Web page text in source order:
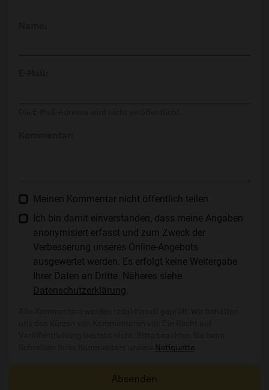
Meinen Kommentar nicht öffentlich teilen.
Ich bin damit einverstanden, dass meine Angaben
anonymisiert erfasst und zum Zweck der
Verbesserung unseres Online-Angebots
ausgewertet werden. Es erfolgt keine Weitergabe
Ihrer Daten an Dritte. Näheres siehe
Datenschutzerklärung
Netiquette
Absenden